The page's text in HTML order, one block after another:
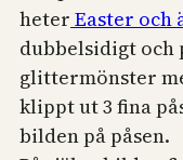
heter Easter och
dubbelsidigt och
glittermönster
klippt ut 3 fina
bilden på påsen.